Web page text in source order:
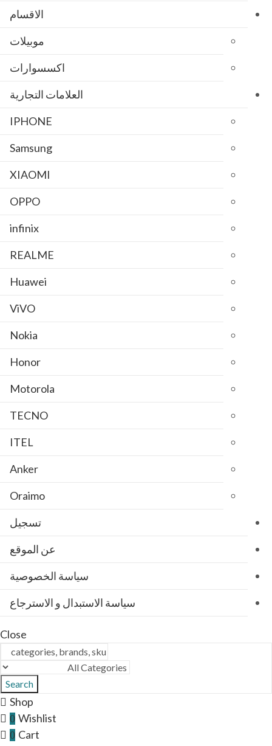
الاقسام
موبيلات
اكسسوارات
العلامات التجارية
IPHONE
Samsung
XIAOMI
OPPO
infinix
REALME
Huawei
ViVO
Nokia
Honor
Motorola
TECNO
ITEL
Anker
Oraimo
تسجيل
عن الموقع
سياسة الخصوصية
سياسة الاستبدال و الاسترجاع
Close
Search
Shop
0 Wishlist
0 Cart